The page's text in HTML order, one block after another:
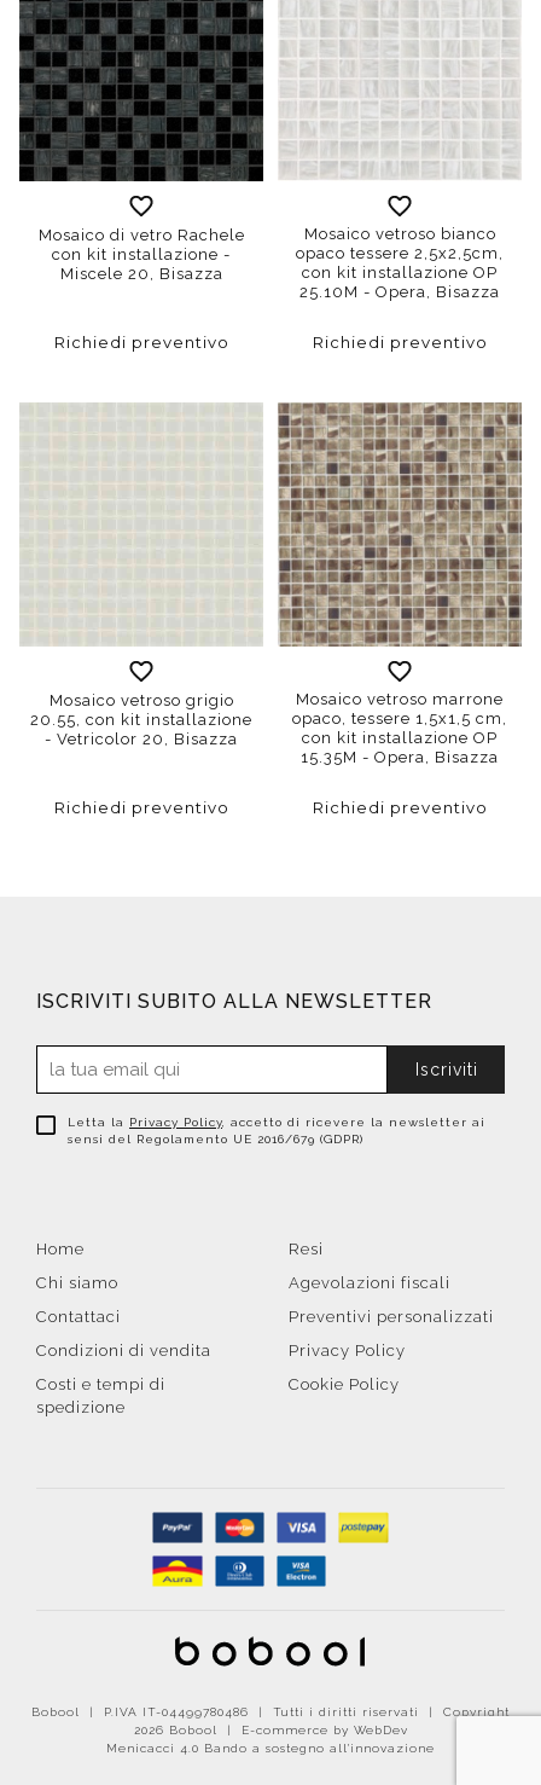
Mosaico di vetro Rachele
con kit installazione -
Miscele 20, Bisazza
Richiedi preventivo
Mosaico vetroso bianco
opaco tessere 2,5x2,5cm,
con kit installazione OP
25.10M - Opera, Bisazza
Richiedi preventivo
Mosaico vetroso grigio
20.55, con kit installazione
- Vetricolor 20, Bisazza
Richiedi preventivo
Mosaico vetroso marrone
opaco, tessere 1,5x1,5 cm,
con kit installazione OP
15.35M - Opera, Bisazza
Richiedi preventivo
ISCRIVITI SUBITO ALLA NEWSLETTER
Iscriviti
Letta la Privacy Policy , accetto di ricevere la newsletter ai
sensi del Regolamento UE 2016/679 (GDPR)
Home
Chi siamo
Contattaci
Condizioni di vendita
Costi e tempi di
spedizione
Resi
Agevolazioni fiscali
Preventivi personalizzati
Privacy Policy
Cookie Policy
Bobool | P.IVA IT-04499780486 | Tutti i diritti riservati | Copyright
2026 Bobool |
E-commerce by WebDev
Menicacci 4.0 Bando a sostegno all'innovazione